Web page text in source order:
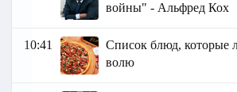
войны" - Альфред Кох
10:41
Список блюд, которые
волю